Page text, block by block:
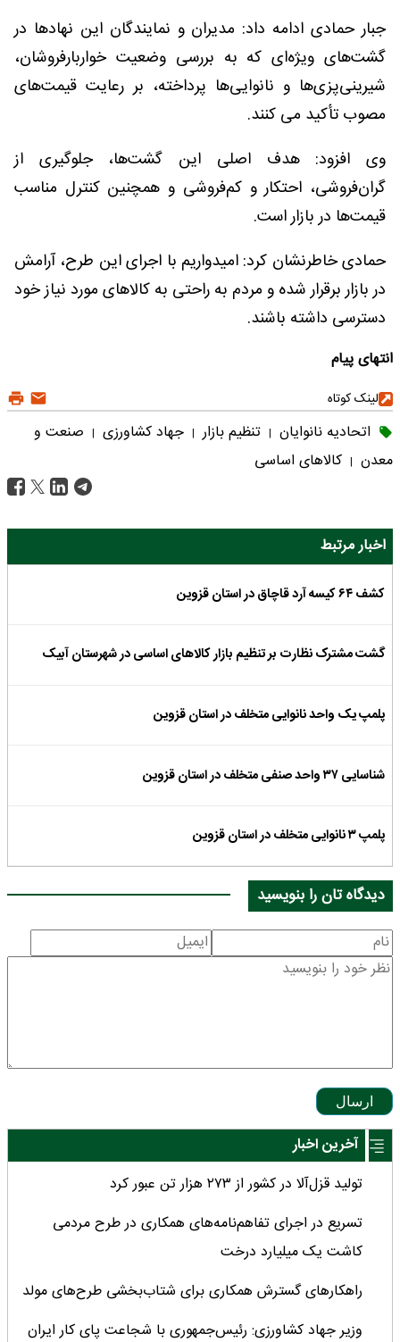
جبار حمادی ادامه داد: مدیران و نمایندگان این نهادها در
گشت‌های ویژه‌ای که به بررسی وضعیت خواربارفروشان،
شیرینی‌پزی‌ها و نانوایی‌ها پرداخته، بر رعایت قیمت‌های
مصوب تأکید می کنند.
وی افزود: هدف اصلی این گشت‌ها، جلوگیری از
گران‌فروشی، احتکار و کم‌فروشی و همچنین کنترل مناسب
قیمت‌ها در بازار است.
حمادی خاطرنشان کرد: امیدواریم با اجرای این طرح، آرامش
در بازار برقرار شده و مردم به راحتی به کالاهای مورد نیاز خود
دسترسی داشته باشند.
انتهای پیام
لینک کوتاه
اتحادیه نانوایان | تنظیم بازار | جهاد کشاورزی | صنعت و
معدن | کالاهای اساسی
اخبار مرتبط
کشف ۶۴ کیسه آرد قاچاق در استان قزوین
گشت مشترک نظارت بر تنظیم بازار کالاهای اساسی در شهرستان آبیک
پلمپ یک واحد نانوایی متخلف در استان قزوین
شناسایی ۳۷ واحد صنفی متخلف در استان قزوین
پلمپ ۳ نانوایی متخلف در استان قزوین
دیدگاه تان را بنویسید
ارسال
آخرین اخبار
تولید قزل‌آلا در کشور از ۲۷۳ هزار تن عبور کرد
تسریع در اجرای تفاهم‌نامه‌های همکاری در طرح مردمی
کاشت یک میلیارد درخت
راهکارهای گسترش همکاری برای شتاب‌بخشی طرح‌های مولد
وزیر جهاد کشاورزی: رئیس‌جمهوری با شجاعت پای کار ایران